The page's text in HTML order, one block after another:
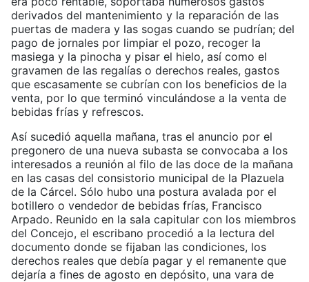
derivados del mantenimiento y la reparación de las
puertas de madera y las sogas cuando se pudrían; del
pago de jornales por limpiar el pozo, recoger la
masiega y la pinocha y pisar el hielo, así como el
gravamen de las regalías o derechos reales, gastos
que escasamente se cubrían con los beneficios de la
venta, por lo que terminó vinculándose a la venta de
bebidas frías y refrescos.
Así sucedió aquella mañana, tras el anuncio por el
pregonero de una nueva subasta se convocaba a los
interesados a reunión al filo de las doce de la mañana
en las casas del consistorio municipal de la Plazuela
de la Cárcel. Sólo hubo una postura avalada por el
botillero o vendedor de bebidas frías, Francisco
Arpado. Reunido en la sala capitular con los miembros
del Concejo, el escribano procedió a la lectura del
documento donde se fijaban las condiciones, los
derechos reales que debía pagar y el remanente que
dejaría a fines de agosto en depósito, una vara de